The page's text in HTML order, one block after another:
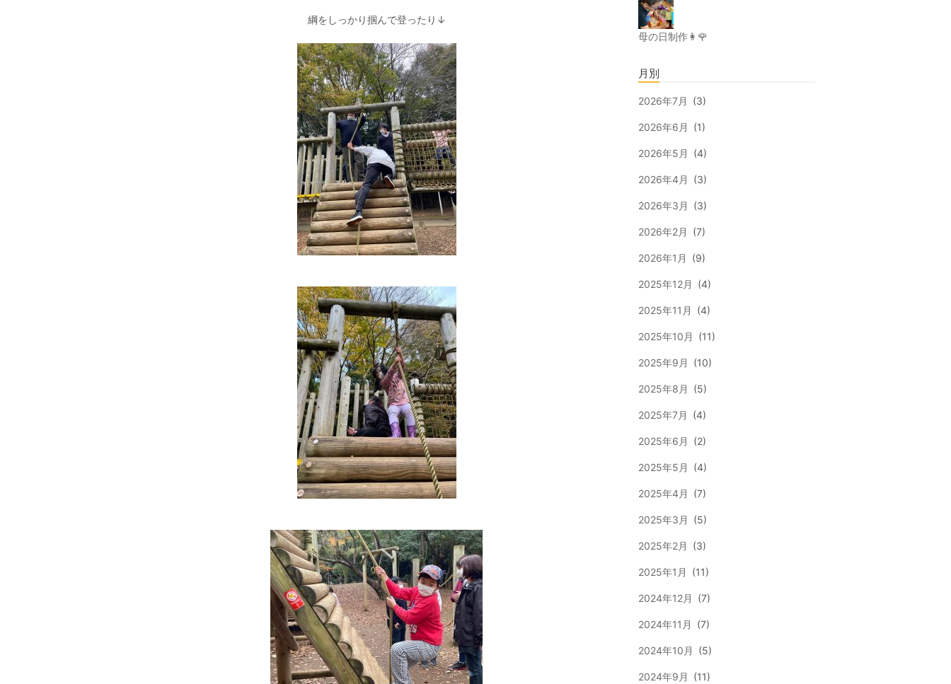
綱をしっかり掴んで登ったり↓
母の日制作👩🌹
月別
2026年7月 (3)
2026年6月 (1)
2026年5月 (4)
2026年4月 (3)
2026年3月 (3)
2026年2月 (7)
2026年1月 (9)
2025年12月 (4)
2025年11月 (4)
2025年10月 (11)
2025年9月 (10)
2025年8月 (5)
2025年7月 (4)
2025年6月 (2)
2025年5月 (4)
2025年4月 (7)
2025年3月 (5)
2025年2月 (3)
2025年1月 (11)
2024年12月 (7)
2024年11月 (7)
2024年10月 (5)
2024年9月 (11)